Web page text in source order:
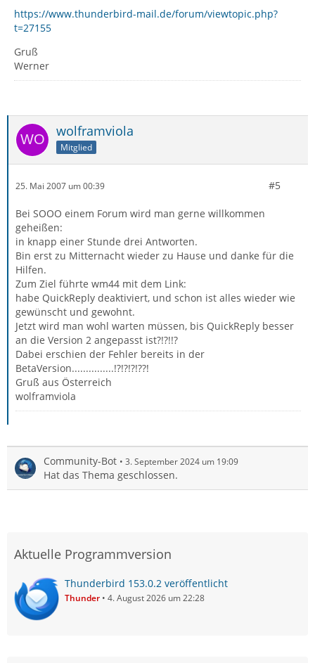
https://www.thunderbird-mail.de/forum/viewtopic.php?
t=27155
Gruß
Werner
wolframviola
Mitglied
25. Mai 2007 um 00:39 #5
Bei SOOO einem Forum wird man gerne willkommen
geheißen:
in knapp einer Stunde drei Antworten.
Bin erst zu Mitternacht wieder zu Hause und danke für die
Hilfen.
Zum Ziel führte wm44 mit dem Link:
habe QuickReply deaktiviert, und schon ist alles wieder wie
gewünscht und gewohnt.
Jetzt wird man wohl warten müssen, bis QuickReply besser
an die Version 2 angepasst ist?!?!!?
Dabei erschien der Fehler bereits in der
BetaVersion...............!?!?!?!??!
Gruß aus Österreich
wolframviola
Community-Bot 3. September 2024 um 19:09
Hat das Thema geschlossen.
Aktuelle Programmversion
Thunderbird 153.0.2 veröffentlicht
Thunder 4. August 2026 um 22:28